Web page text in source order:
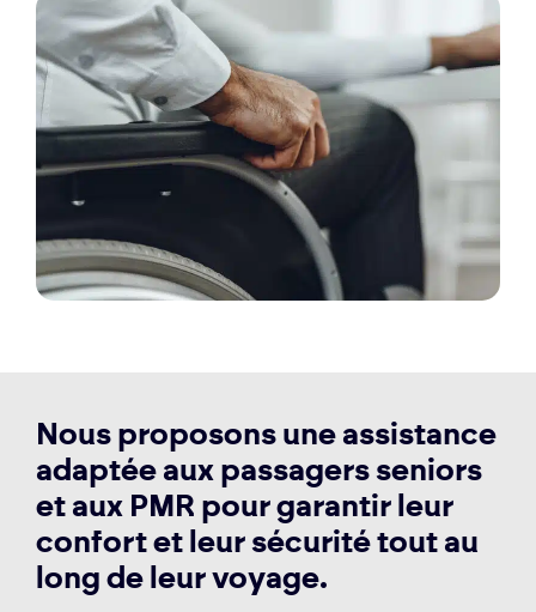
Nous proposons une assistance
adaptée aux passagers seniors
et aux PMR pour garantir leur
confort et leur sécurité tout au
long de leur voyage.